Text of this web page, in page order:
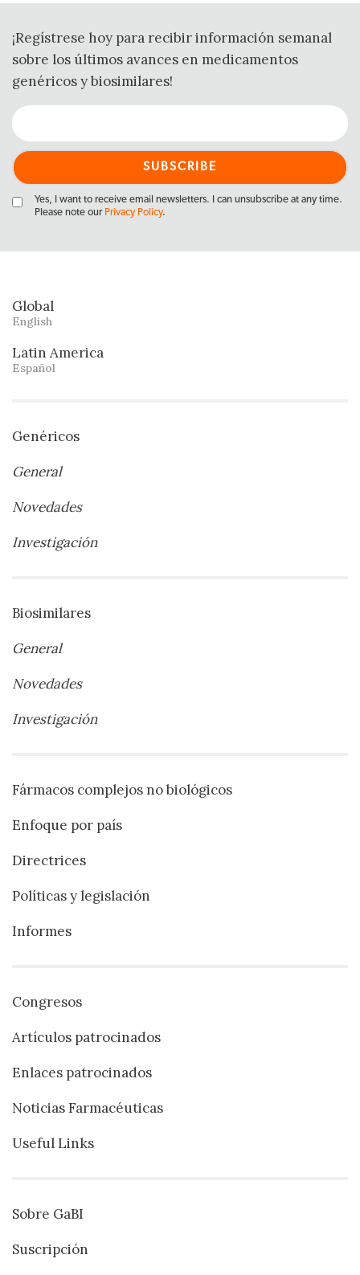
¡Regístrese hoy para recibir información semanal
sobre los últimos avances en medicamentos
genéricos y biosimilares!
Yes, I want to receive email newsletters. I can unsubscribe at any time.
Please note our Privacy Policy.
Global
English
Latin America
Español
Genéricos
General
Novedades
Investigación
Biosimilares
General
Novedades
Investigación
Fármacos complejos no biológicos
Enfoque por país
Directrices
Políticas y legislación
Informes
Congresos
Artículos patrocinados
Enlaces patrocinados
Noticias Farmacéuticas
Useful Links
Sobre GaBI
Suscripción